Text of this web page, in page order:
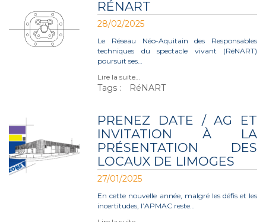
RÉNART
28/02/2025
Le Réseau Néo-Aquitain des Responsables
techniques du spectacle vivant (RéNART)
poursuit ses…
Lire la suite…
Tags : RéNART
PRENEZ DATE / AG ET
INVITATION À LA
PRÉSENTATION DES
LOCAUX DE LIMOGES
27/01/2025
En cette nouvelle année, malgré les défis et les
incertitudes, l’APMAC reste…